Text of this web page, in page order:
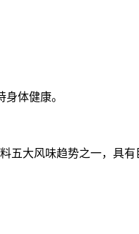
体健康。
五大风味趋势之一，具有